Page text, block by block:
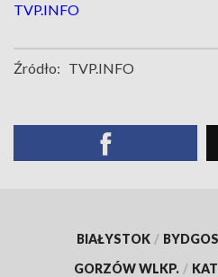
TVP.INFO
Źródło: TVP.INFO
BIAŁYSTOK /
GORZÓW WLKP. /